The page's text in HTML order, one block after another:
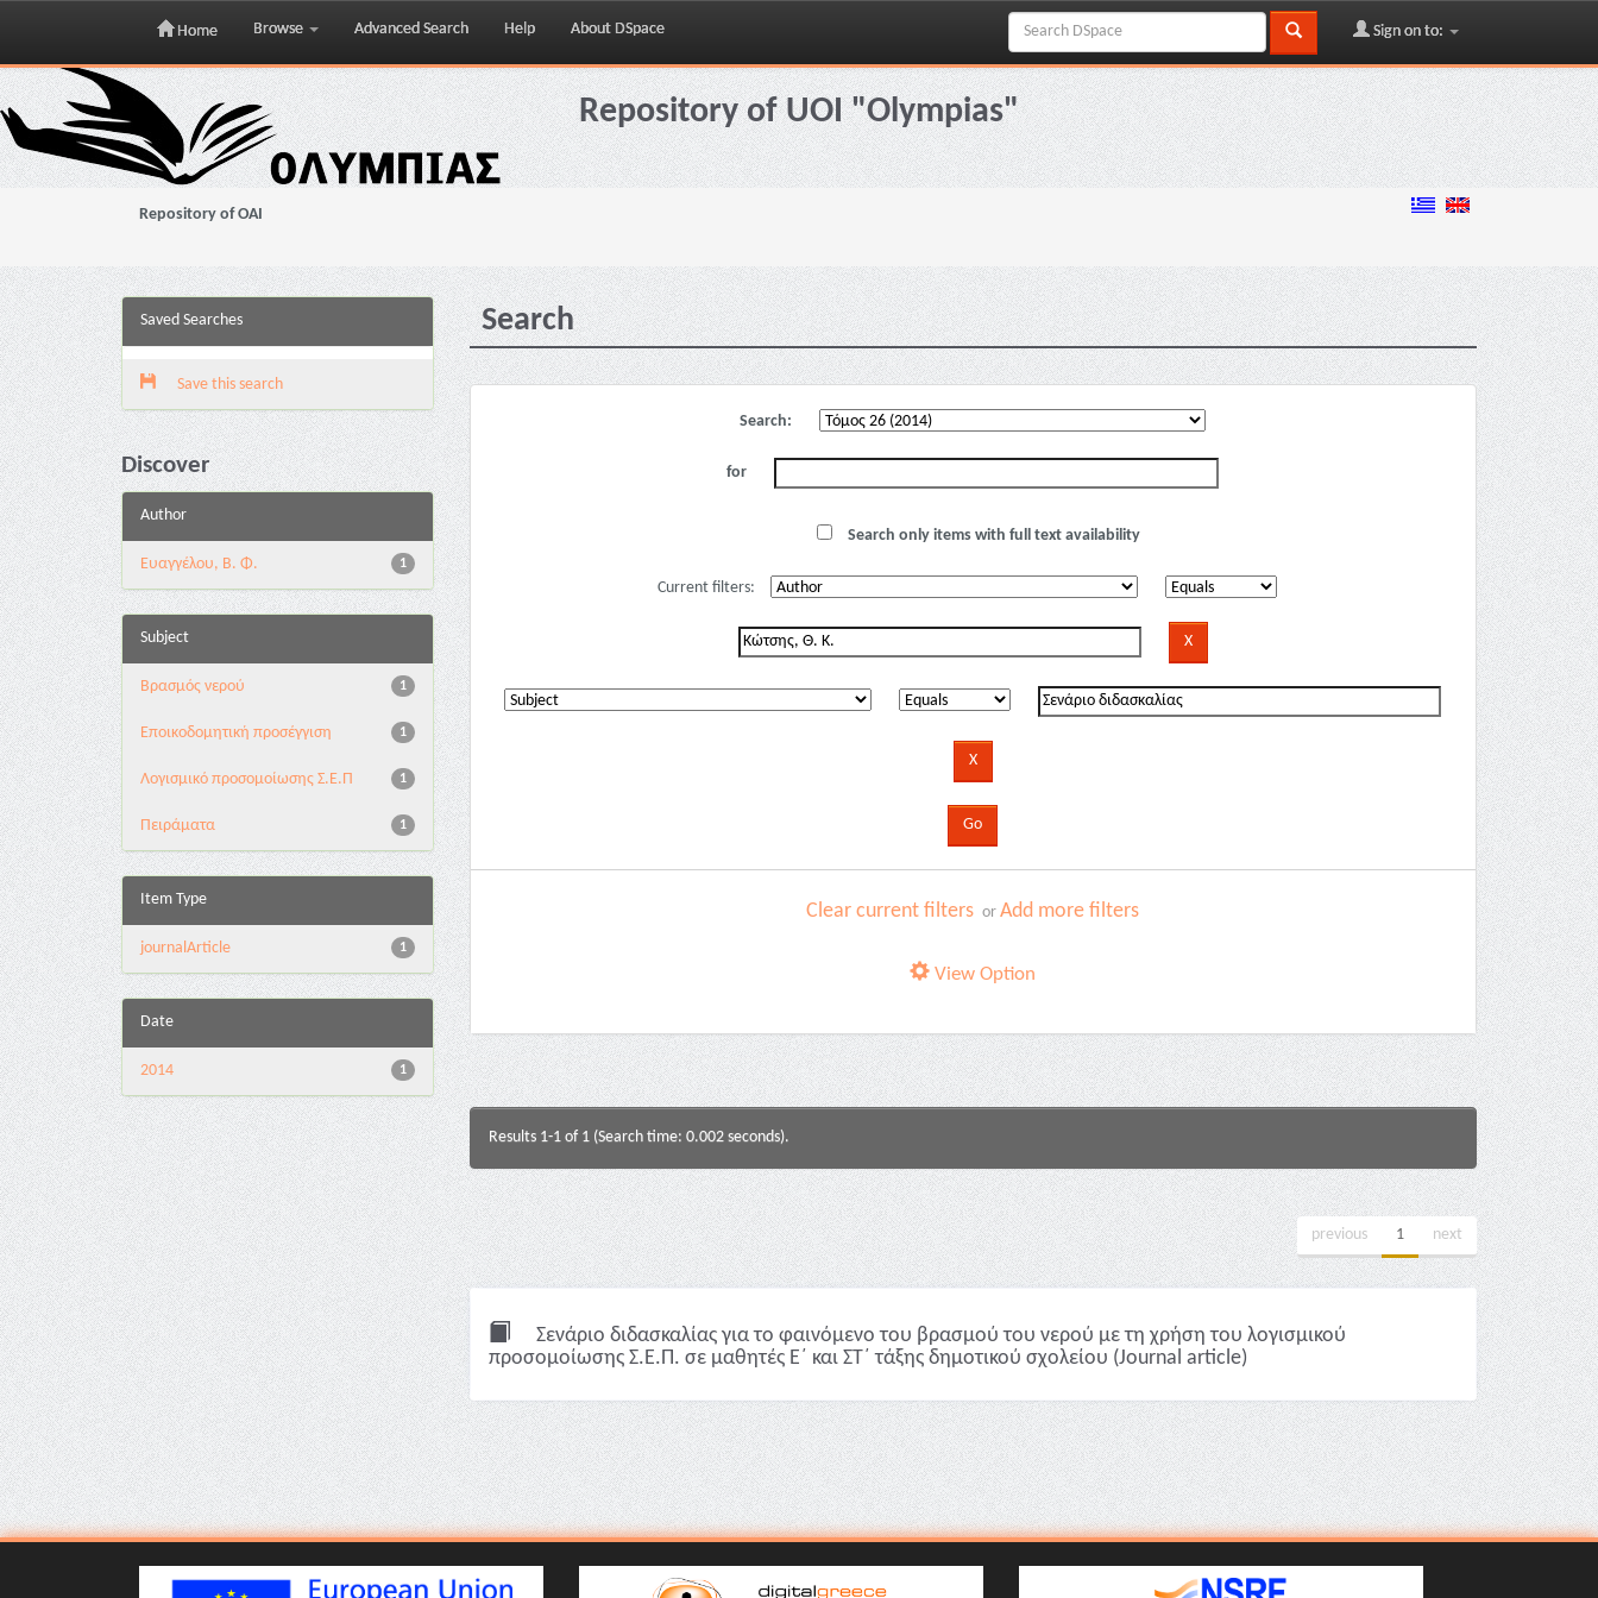
Skip
navigation
Home Browse Advanced Search Help About DSpace Sign on to:
Repository of UOI "Olympias"
Repository of OAI
Saved Searches
Save this search
Discover
Author
1
Ευαγγέλου, Β. Φ.
Subject
1
Βρασμός νερού
1
Εποικοδομητική προσέγγιση
1
Λογισμικό προσομοίωσης Σ.Ε.Π
1
Πειράματα
Item Type
1
journalArticle
Date
1
2014
Search
Search:
for
Search only items with full text availability
Current filters:
Clear current filters orAdd more filters
View Option
Results 1-1 of 1 (Search time: 0.002 seconds).
previous 1 next
Σενάριο διδασκαλίας για το φαινόμενο του βρασμού του νερού με τη χρήση του λογισμικού
προσομοίωσης Σ.Ε.Π. σε μαθητές Ε΄ και ΣΤ΄ τάξης δημοτικού σχολείου (Journal article)